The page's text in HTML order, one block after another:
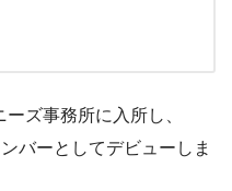
ズ事務所に入所し、
バーとしてデビューしま